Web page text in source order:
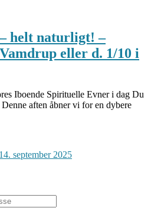
helt naturligt! –
eller d. 1/10 i
Iboende Spirituelle Evner i dag Du
aften åbner vi for en dybere
14. september 2025